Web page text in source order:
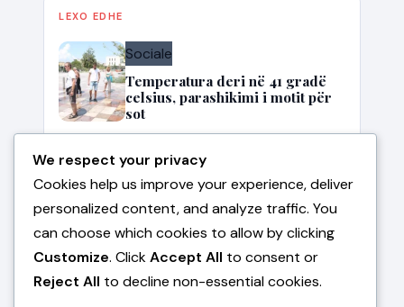
LEXO EDHE
Sociale
Temperatura deri në 41 gradë
celsius, parashikimi i motit për
sot
‘Territorialja’, Divjaka proteston
për të 8-ën ditë shkrirjen me
Lushnjen! Qytetarët mbledhin
firma për një peticion për
anulimin e reformës (VIDEO)
We respect your privacy
Cookies help us improve your experience, deliver
personalized content, and analyze traffic. You
can choose which cookies to allow by clicking
Customize. ClickAccept All to consent or
Reject All to decline non-essential cookies.